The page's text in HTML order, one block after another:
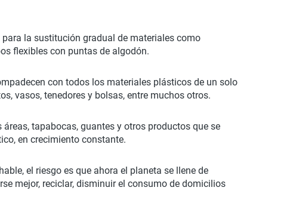
la sustitución gradual de materiales como
flexibles con puntas de algodón.
con todos los materiales plásticos de un solo
vasos, tenedores y bolsas, entre muchos otros.
tapabocas, guantes y otros productos que se
en crecimiento constante.
el riesgo es que ahora el planeta se llene de
mejor, reciclar, disminuir el consumo de domicilios